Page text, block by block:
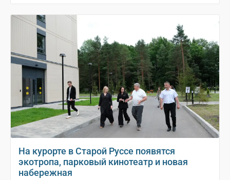
На курорте в Старой Руссе появятся
экотропа, парковый кинотеатр и новая
набережная